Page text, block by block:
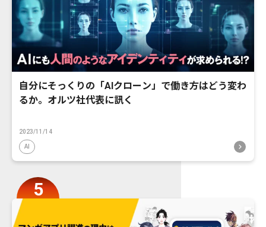
自分にそっくりの「AIクローン」で働き方はどう変わ
るか。オルツ社代表に訊く
2023/11/14
AI